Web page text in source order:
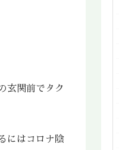
玄関前でタク
にはコロナ陰